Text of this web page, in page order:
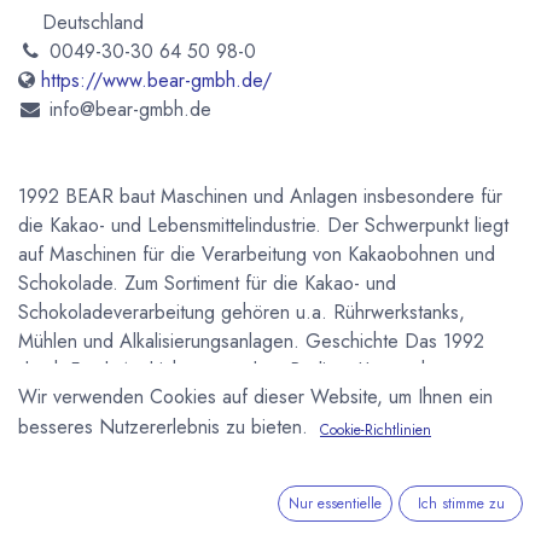
Deutschland
0049-30-30 64 50 98-0
https://www.bear-gmbh.de/
info@bear-gmbh.de
1992 BEAR baut Maschinen und Anlagen insbesondere für
die Kakao- und Lebensmittelindustrie. Der Schwerpunkt liegt
auf Maschinen für die Verarbeitung von Kakaobohnen und
Schokolade. Zum Sortiment für die Kakao- und
Schokoladeverarbeitung gehören u.a. Rührwerkstanks,
Mühlen und Alkalisierungsanlagen. Geschichte Das 1992
durch Frank Andrich gegründete Berliner Unternehmen
entwickelte sich vom Komponenten- und
Verschleißteilhersteller zu einem mittelständigen Maschinen-
Wir verwenden Cookies auf dieser Website, um Ihnen ein
besseres Nutzererlebnis zu bieten.
Cookie-Richtlinien
Nur essentielle Ich stimme zu